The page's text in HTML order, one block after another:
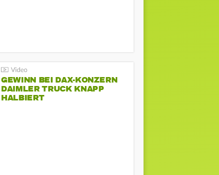
GEWINN BEI DAX-KONZERN
DAIMLER TRUCK KNAPP
HALBIERT